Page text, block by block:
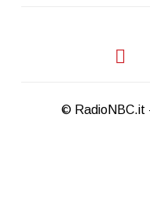
© RadioNBC.it